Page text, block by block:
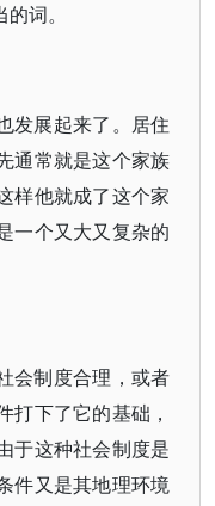
词。
发展起来了。居住
通常就是这个家族
样他就成了这个家
一个又大又复杂的
会制度合理，或者
打下了它的基础，
于这种社会制度是
件又是其地理环境